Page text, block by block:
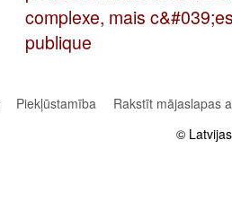
complexe, mais
publique
Piekļūstamība
Rakstīt mājaslapas
©